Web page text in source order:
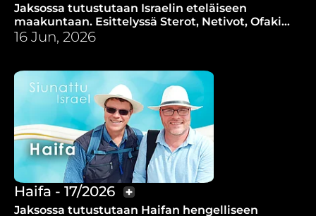
Jaksossa tutustutaan Israelin eteläiseen
maakuntaan. Esittelyssä Sterot, Netivot, Ofakim
ja Gaza.
16 Jun, 2026
Haifa - 17/2026
Jaksossa tutustutaan Haifan hengelliseen